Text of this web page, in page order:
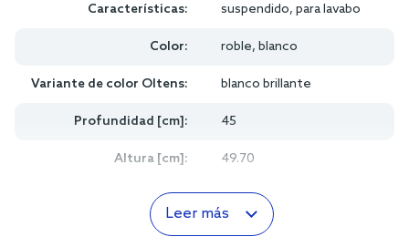
Características: suspendido, para lavabo
Color: roble, blanco
Variante de color Oltens: blanco brillante
Profundidad [cm]: 45
Altura [cm]: 49.70
Leer más